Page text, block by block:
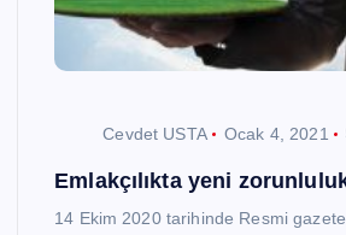
Cevdet USTA Ocak 4, 2021
Emlakçılıkta yeni
14 Ekim 2020 tarihinde Resmi